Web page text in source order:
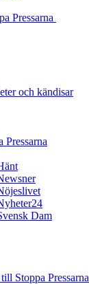
Pressarna
och kändisar
Pressarna
Dam
Stoppa Pressarna